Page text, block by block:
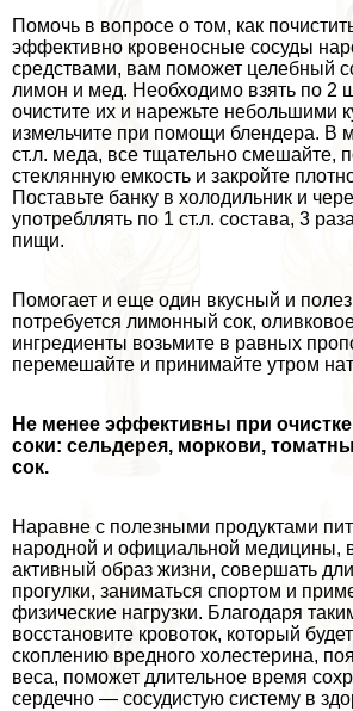
Помочь в вопросе о том, как
эффективно кровеносные сосуды
средствами, вам поможет целебный
лимон и мед. Необходимо взять по 2
очистите их и нарежьте небольшими
измельчите при помощи блендера. В
ст.л. меда, все тщательно смешайте,
стеклянную емкость и закройте
Поставьте банку в холодильник и
употрeбллять по 1 ст.л. состава, 3
пищи.
Помогает и еще один вкусный и
потребуется лимонный сок,
ингредиенты возьмите в равных
перемешайте и принимайте утром
Не менее эффективны при
соки: сельдерея, моркови,
сок.
Наравне с полезными продуктами
народной и официальной медицины,
активный образ жизни, совершать
прогулки, заниматься спортом и
физические нагрузки. Благодаря
восстановите кровоток, который
скоплению вредного холестерина,
веса, поможет длительное время
сердечно — сосудистую систему в